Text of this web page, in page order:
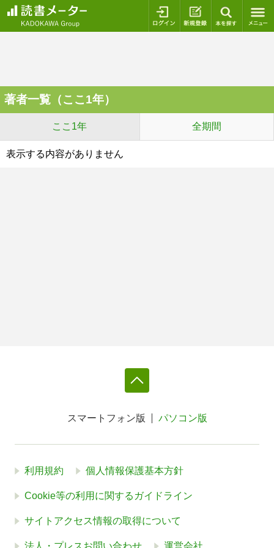
ログイン 新規登録
著者一覧（ここ1年）
ここ1年 全期間
表示する内容がありません
スマートフォン版 パソコン版
利用規約 個人情報保護基本方針
Cookie等の利用に関するガイドライン
サイトアクセス情報の取得について
法人・プレスお問い合わせ 運営会社